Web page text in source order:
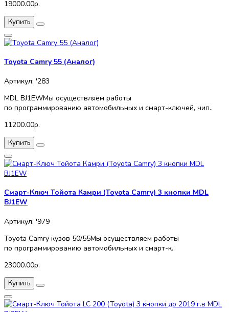
19000.00р.
Купить
Toyota Camry 55 (Аналог)
Артикул: '283
MDL BJ1EWМы осуществляем работы
по программированию автомобильных и смарт-ключей, чип..
11200.00р.
Купить
Смарт-Ключ Тойота Камри (Toyota Camry) 3 кнопки MDL
BJ1EW
Артикул: '979
Toyota Camry кузов 50/55Мы осуществляем работы
по программированию автомобильных и смарт-к..
23000.00р.
Купить